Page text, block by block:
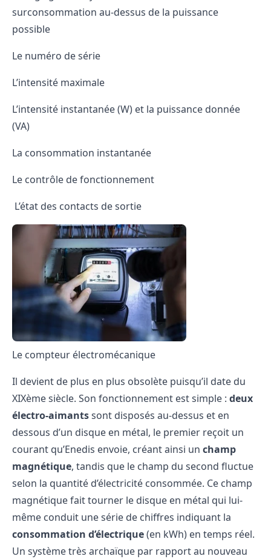
surconsommation au-dessus de la puissance
possible
Le numéro de série
L’intensité maximale
L’intensité instantanée (W) et la puissance donnée
(VA)
La consommation instantanée
Le contrôle de fonctionnement
L’état des contacts de sortie
Le compteur électromécanique
Il devient de plus en plus obsolète puisqu’il date du
XIXème siècle. Son fonctionnement est simple : deux
électro-aimantssont disposés au-dessus et en
dessous d’un disque en métal, le premier reçoit un
courant qu’Enedis envoie, créant ainsi un champ
magnétique, tandis que le champ du second fluctue
selon la quantité d’électricité consommée. Ce champ
magnétique fait tourner le disque en métal qui lui-
même conduit une série de chiffres indiquant la
consommation d’électrique(en kWh) en temps réel.
Un système très archaïque par rapport au nouveau